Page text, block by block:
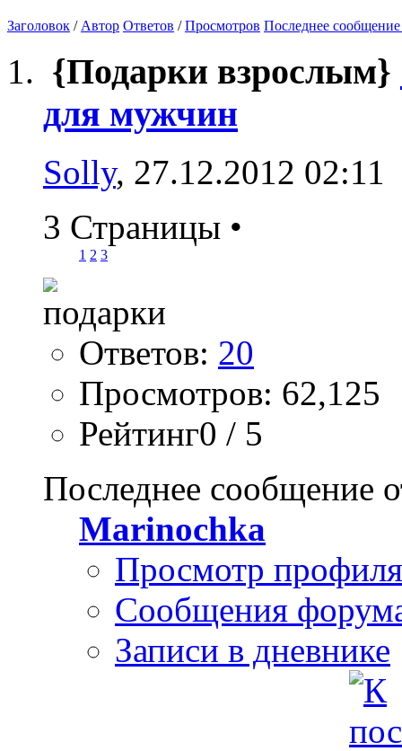
Заголовок / Автор Ответов /Просмотров Последнее сообщение
{Подарки взрослым}
для мужчин
Solly, 27.12.2012 02:11
3 Страницы •
1 2 3
Ответов: 20
Просмотров: 62,125
Рейтинг0 / 5
Последнее сообщение
Marinochka
Просмотр профиля
Сообщения
Записи в дневнике